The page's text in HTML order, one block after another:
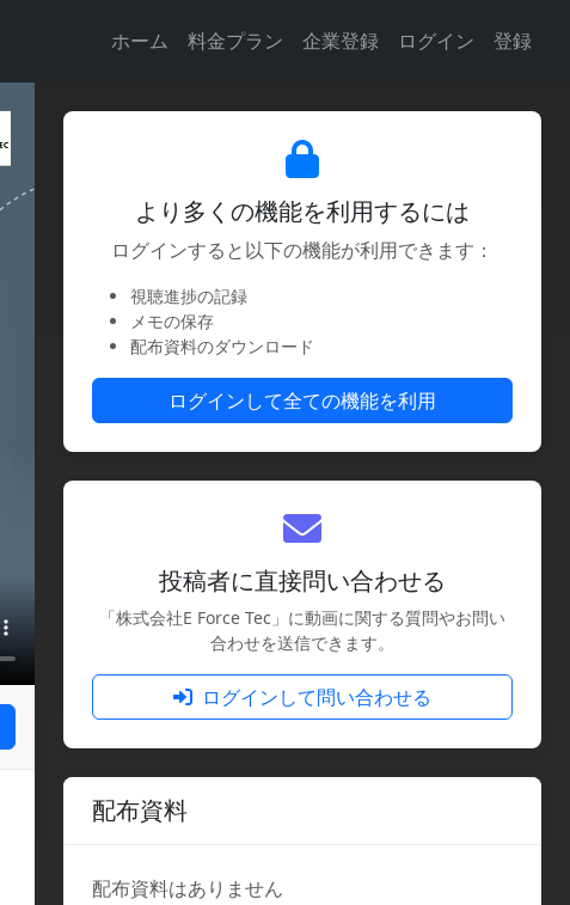
ホーム 料金プラン 企業登録 ログイン 登録
より多くの機能を利用するには
ログインすると以下の機能が利用できます：
視聴進捗の記録
メモの保存
配布資料のダウンロード
ログインして全ての機能を利用
投稿者に直接問い合わせる
「株式会社E Force Tec」に動画に関する質問やお問い
合わせを送信できます。
ログインして問い合わせる
配布資料
配布資料はありません